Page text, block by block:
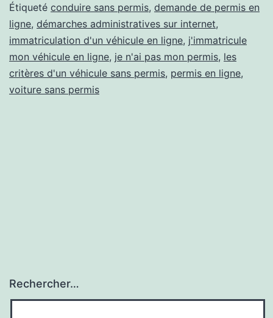
devenir
incollable
sur
le
Étiqueté conduire sans permis, demande de permis en
ligne, démarches administratives sur internet,
immatriculation d'un véhicule en ligne, j'immatricule
mon véhicule en ligne, je n'ai pas mon permis, les
critères d'un véhicule sans permis, permis en ligne,
voiture sans permis
Rechercher…